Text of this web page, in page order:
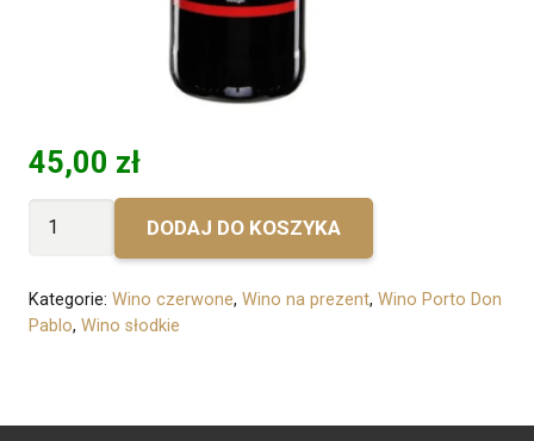
45,00 zł
ilość
-
DODAJ DO KOSZYKA
Kategorie: Wino czerwone, Wino na prezent, Wino Porto Don
Pablo, Wino słodkie